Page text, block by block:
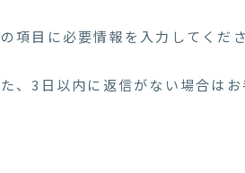
項目に必要情報を入力してくだ
、3日以内に返信がない場合は